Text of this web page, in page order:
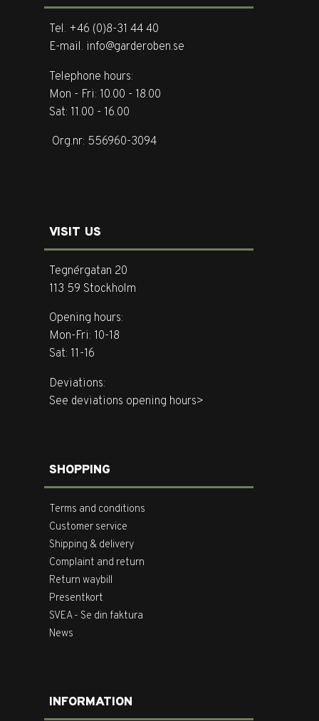
Tel. +46 (0)8-31 44 40
E-mail. info@garderoben.se
Telephone hours:
Mon - Fri: 10.00 - 18.00
Sat: 11.00 - 16.00
Org.nr: 556960-3094
VISIT US
Tegnérgatan 20
113 59 Stockholm
Opening hours:
Mon-Fri: 10-18
Sat: 11-16
Deviations:
See deviations opening hours>
SHOPPING
Terms and conditions
Customer service
Shipping & delivery
Complaint and return
Return waybill
Presentkort
SVEA - Se din faktura
News
INFORMATION